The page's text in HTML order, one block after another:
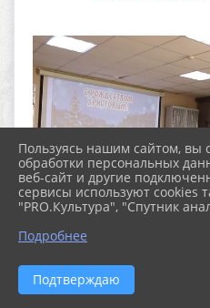
Пользуясь нашим сайтом, вы
обработки персональных
веб-сайт и другие
сервисы используют cookies
"PRO.Культура", "Спутник
Подробнее
Подтверждаю